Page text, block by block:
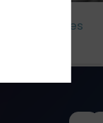
Partenaires